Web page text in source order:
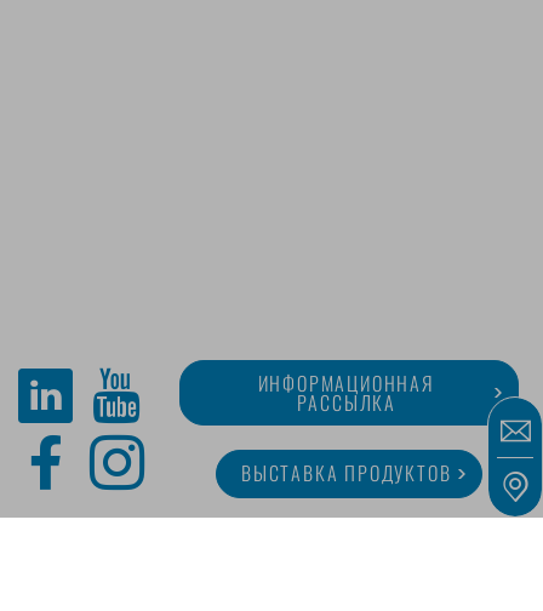
ИНФОРМАЦИОННАЯ
РАССЫЛКА
ВЫСТАВКА ПРОДУКТОВ